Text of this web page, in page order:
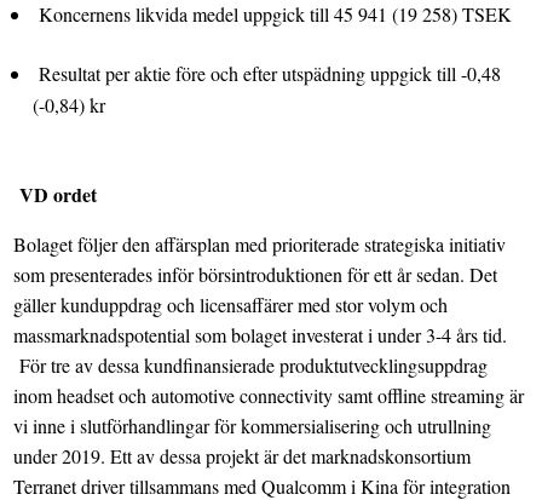
Koncernens likvida medel uppgick till 45 941 (19 258) TSEK
Resultat per aktie före och efter utspädning uppgick till -0,48
(-0,84) kr
VD ordet
Bolaget följer den affärsplan med prioriterade strategiska initiativ
som presenterades inför börsintroduktionen för ett år sedan. Det
gäller kunduppdrag och licensaffärer med stor volym och
massmarknadspotential som bolaget investerat i under 3-4 års tid.
För tre av dessa kundfinansierade produktutvecklingsuppdrag
inom headset och automotive connectivity samt offline streaming är
vi inne i slutförhandlingar för kommersialisering och utrullning
under 2019. Ett av dessa projekt är det marknadskonsortium
Terranet driver tillsammans med Qualcomm i Kina för integration